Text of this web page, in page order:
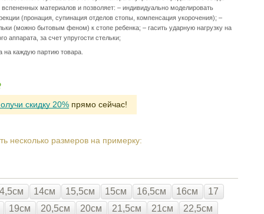
материалов и позволяет: – индивидуально моделировать
(пронация, супинация отделов стопы, компенсация укорочения); –
(можно бытовым феном) к стопе ребенка; – гасить ударную нагрузку на
аппарата, за счет упругости стельки;
на каждую партию товара.
скидку 20% прямо сейчас!
несколько размеров на примерку:
14см 15,5см 15см 16,5см 16см
17
19см
20,5см 20см 21,5см 21см
22,5см